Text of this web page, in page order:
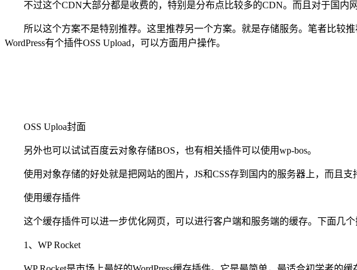
不过这个CDN大部分都是收费的，特别是分布点比较多的CDN。而且对于国内
所以这个方案不是特别推荐。这里推荐另一个方案。就是存储服务。笔者比较推
WordPress有个插件OSS Upload，可以方面用户操作。
OSS Uploa封面
另外也可以试试百度云对象存储BOS，也有相关插件可以使用wp-bos。
使用对象存储的好处就是把网站的图片，JS和CSS存到国内的服务器上，而且支
使用缓存插件
这个缓存插件可以进一步优化网页，可以进行客户端和服务端的缓存。下面几个
1、WP Rocket